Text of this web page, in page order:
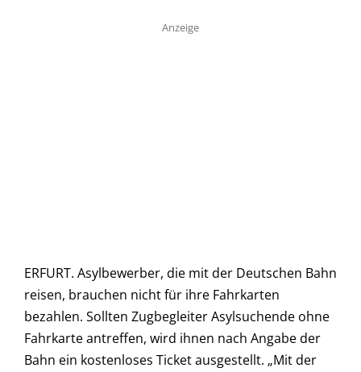
Anzeige
ERFURT. Asylbewerber, die mit der Deutschen Bahn
reisen, brauchen nicht für ihre Fahrkarten
bezahlen. Sollten Zugbegleiter Asylsuchende ohne
Fahrkarte antreffen, wird ihnen nach Angabe der
Bahn ein kostenloses Ticket ausgestellt. „Mit der